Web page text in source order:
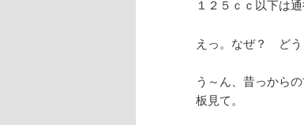
１２５ｃｃ以下は通
えっ。なぜ？ どう
う～ん、昔っから
板見て。